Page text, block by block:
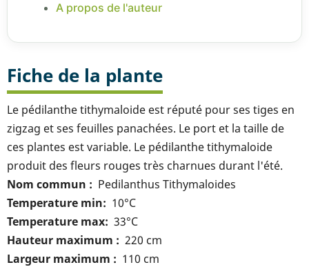
A propos de l'auteur
Fiche de la plante
Le pédilanthe tithymaloide est réputé pour ses tiges en
zigzag et ses feuilles panachées. Le port et la taille de
ces plantes est variable. Le pédilanthe tithymaloide
produit des fleurs rouges très charnues durant l'été.
Nom commun
Pedilanthus Tithymaloides
Temperature min
10°C
Temperature max 33°C
Hauteur maximum
220 cm
Largeur maximum
110 cm